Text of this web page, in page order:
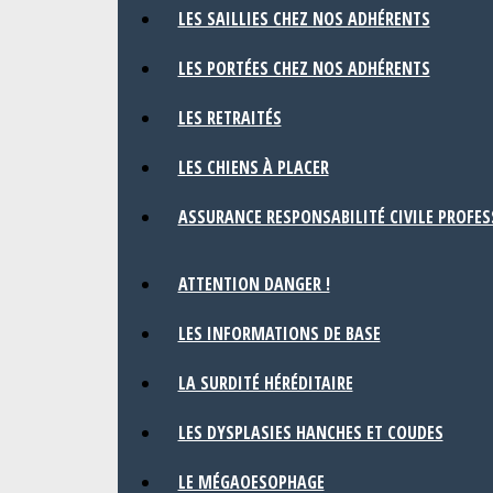
LES SAILLIES CHEZ NOS ADHÉRENTS
LES PORTÉES CHEZ NOS ADHÉRENTS
LES RETRAITÉS
LES CHIENS À PLACER
ASSURANCE RESPONSABILITÉ CIVILE
ATTENTION DANGER !
LES INFORMATIONS DE BASE
LA SURDITÉ HÉRÉDITAIRE
LES DYSPLASIES HANCHES ET COUDES
LE MÉGAOESOPHAGE